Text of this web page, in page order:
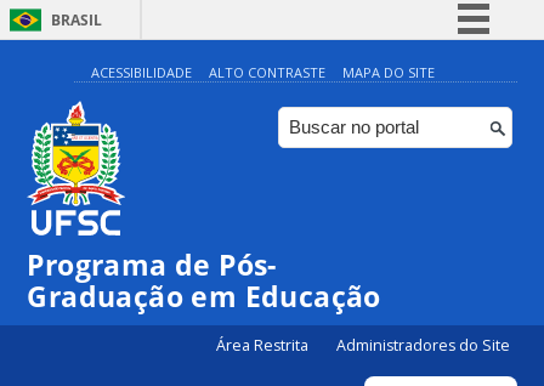
BRASIL
Simplifique!
Comunica BR
Participe
ACESSIBILIDADE ALTO CONTRASTE MAPA DO SITE
Programa de Pós-
Graduação em Educação
Área Restrita Administradores do Site